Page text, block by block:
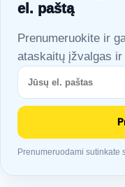
el. paštą
Prenumeruokite ir
ataskaitų įžvalgas
Prenumeruodami sutinkate